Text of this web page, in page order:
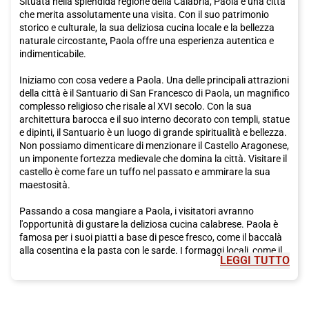
Non aspettare oltre, prenota il tuo biglietto Italo per Bologna
immergiti nell'affascinante atmosfera di questa città ricca di
cultura, storia e prelibatezze culinarie.
che merita assolutamente una visita. Con il suo patrimonio
storico e culturale, la sua deliziosa cucina locale e la bellezza
naturale circostante, Paola offre una esperienza autentica e
indimenticabile.
Iniziamo con cosa vedere a Paola. Una delle principali attrazioni
della città è il Santuario di San Francesco di Paola, un magnifico
complesso religioso che risale al XVI secolo. Con la sua
architettura barocca e il suo interno decorato con templi, statue
e dipinti, il Santuario è un luogo di grande spiritualità e bellezza.
Non possiamo dimenticare di menzionare il Castello Aragonese,
un imponente fortezza medievale che domina la città. Visitare il
castello è come fare un tuffo nel passato e ammirare la sua
maestosità.
Passando a cosa mangiare a Paola, i visitatori avranno
l'opportunità di gustare la deliziosa cucina calabrese. Paola è
famosa per i suoi piatti a base di pesce fresco, come il baccalà
alla cosentina e la pasta con le sarde. I formaggi locali, come il
pecorino e il caciocavallo, sono anche molto popolari. E non
LEGGI TUTTO